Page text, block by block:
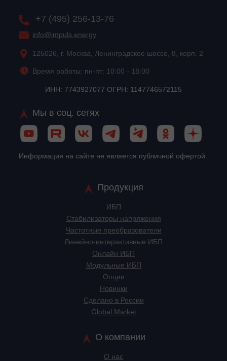
+7 (495) 256-13-76
info@impuls.energy
125026, г. Москва, Ленинградское шоссе, 8, корп. 2
Время работы: пн-пт: 10:00 - 18:00
ИНН: 7743927077 ОГРН: 1147746572115
Мы в соц. сетях
Информация на сайте не является публичной офертой.
Продукция
ИБП
Стабилизаторы напряжения
Частотные преобразователи
Линейно-интерактивные ИБП
Онлайн ИБП
Модульные ИБП
Опции
Новинки
Сделано в России
Global Market
О компании
О нас